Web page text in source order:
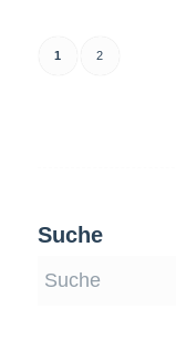
1 2
Suche